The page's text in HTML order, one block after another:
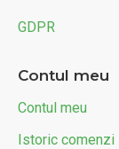
GDPR
Contul meu
Contul meu
Istoric comenzi